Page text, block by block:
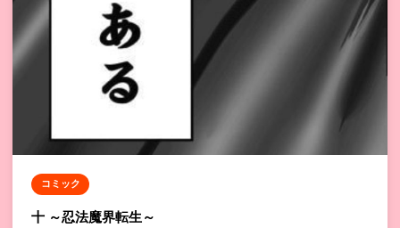
コミック
十 ～忍法魔界転生～